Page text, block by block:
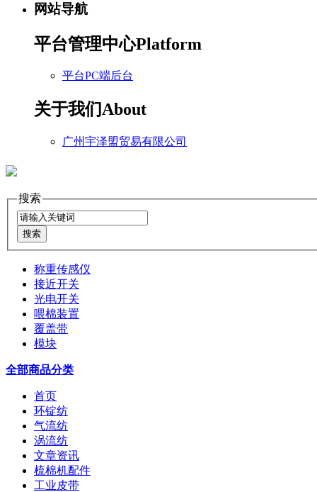
网站导航
平台管理中心Platform
平台PC端后台
关于我们About
广州宇泽盟贸易有限公司
搜索
称重传感仪
接近开关
光电开关
喂棉装置
覆盖带
模块
全部商品分类
首页
环锭纺
气流纺
涡流纺
文章资讯
梳棉机配件
工业皮带